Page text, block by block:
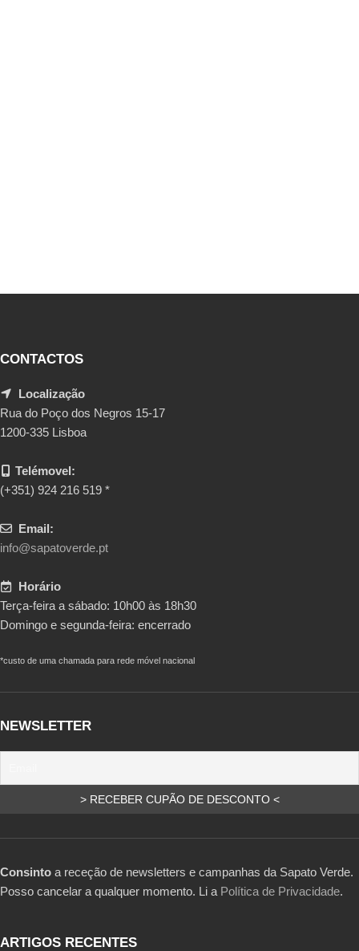
CONTACTOS
Localização
Rua do Poço dos Negros 15-17
1200-335 Lisboa
Telémovel:
(+351) 924 216 519 *
Email:
info@sapatoverde.pt
Horário
Terça-feira a sábado: 10h00 às 18h30
Domingo e segunda-feira: encerrado
*custo de uma chamada para rede móvel nacional
NEWSLETTER
Consinto a receção de newsletters e campanhas da Sapato Verde.
Posso cancelar a qualquer momento. Li a Política de Privacidade.
ARTIGOS RECENTES